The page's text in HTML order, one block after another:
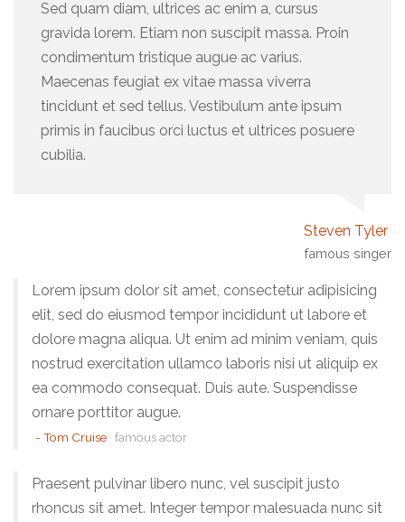
Sed quam diam, ultrices ac enim a, cursus
gravida lorem. Etiam non suscipit massa. Proin
condimentum tristique augue ac varius.
Maecenas feugiat ex vitae massa viverra
tincidunt et sed tellus. Vestibulum ante ipsum
primis in faucibus orci luctus et ultrices posuere
cubilia.
Steven Tyler
famous singer
Lorem ipsum dolor sit amet, consectetur adipisicing
elit, sed do eiusmod tempor incididunt ut labore et
dolore magna aliqua. Ut enim ad minim veniam, quis
nostrud exercitation ullamco laboris nisi ut aliquip ex
ea commodo consequat. Duis aute. Suspendisse
ornare porttitor augue.
Tom Cruise famous actor
Praesent pulvinar libero nunc, vel suscipit justo
rhoncus sit amet. Integer tempor malesuada nunc sit